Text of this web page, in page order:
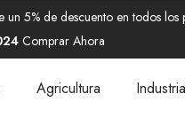
un 5% de descuento en todos
Comprar Ahora
Agricultura